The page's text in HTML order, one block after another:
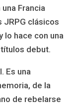
Francia
JRPG clásicos
lo hace con una
debut.
Es una
de la
de rebelarse